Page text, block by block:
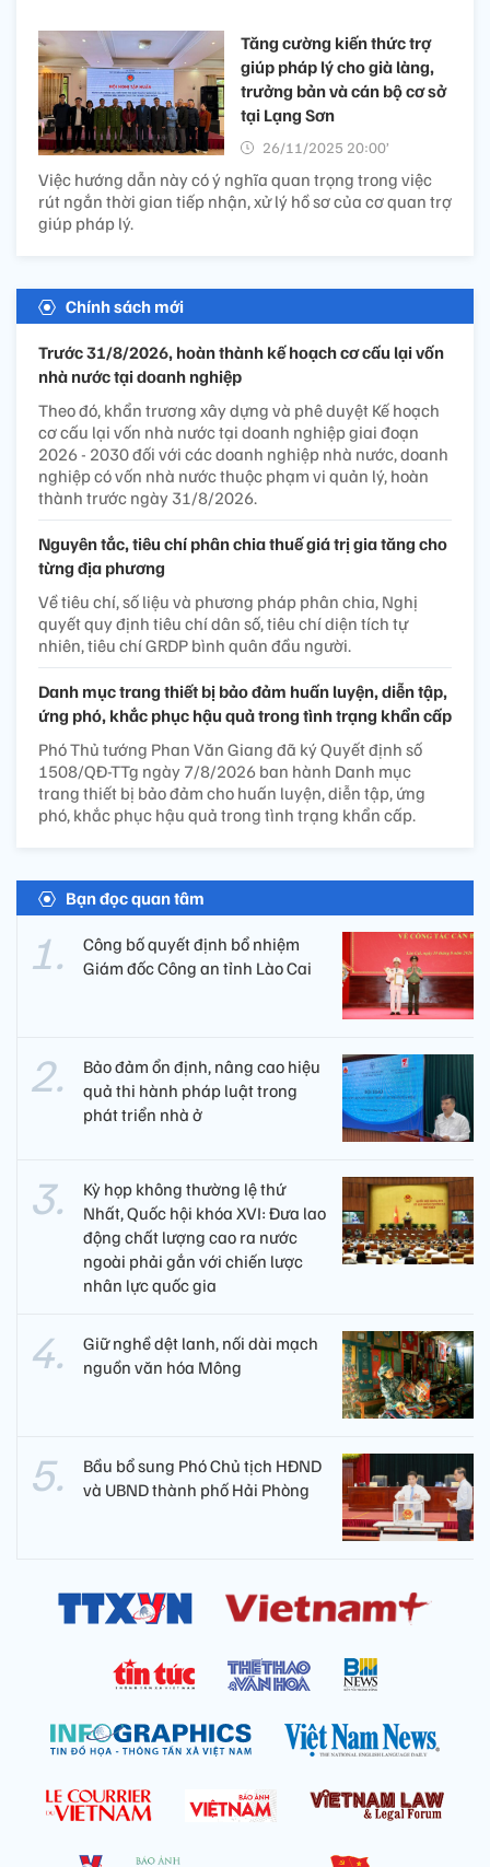
Tăng cường kiến thức trợ
giúp pháp lý cho già làng,
trưởng bản và cán bộ cơ sở
tại Lạng Sơn
26/11/2025 20:00’
Việc hướng dẫn này có ý nghĩa quan trọng trong việc
rút ngắn thời gian tiếp nhận, xử lý hồ sơ của cơ quan trợ
giúp pháp lý.
Chính sách mới
Trước 31/8/2026, hoàn thành kế hoạch cơ cấu lại vốn
nhà nước tại doanh nghiệp
Theo đó, khẩn trương xây dựng và phê duyệt Kế hoạch
cơ cấu lại vốn nhà nước tại doanh nghiệp giai đoạn
2026 - 2030 đối với các doanh nghiệp nhà nước, doanh
nghiệp có vốn nhà nước thuộc phạm vi quản lý, hoàn
thành trước ngày 31/8/2026.
Nguyên tắc, tiêu chí phân chia thuế giá trị gia tăng cho
từng địa phương
Về tiêu chí, số liệu và phương pháp phân chia, Nghị
quyết quy định tiêu chí dân số, tiêu chí diện tích tự
nhiên, tiêu chí GRDP bình quân đầu người.
Danh mục trang thiết bị bảo đảm huấn luyện, diễn tập,
ứng phó, khắc phục hậu quả trong tình trạng khẩn cấp
Phó Thủ tướng Phan Văn Giang đã ký Quyết định số
1508/QĐ-TTg ngày 7/8/2026 ban hành Danh mục
trang thiết bị bảo đảm cho huấn luyện, diễn tập, ứng
phó, khắc phục hậu quả trong tình trạng khẩn cấp.
Bạn đọc quan tâm
Công bố quyết định bổ nhiệm
Giám đốc Công an tỉnh Lào Cai
Bảo đảm ổn định, nâng cao hiệu
quả thi hành pháp luật trong
phát triển nhà ở
Kỳ họp không thường lệ thứ
Nhất, Quốc hội khóa XVI: Đưa lao
động chất lượng cao ra nước
ngoài phải gắn với chiến lược
nhân lực quốc gia
Giữ nghề dệt lanh, nối dài mạch
nguồn văn hóa Mông
Bầu bổ sung Phó Chủ tịch HĐND
và UBND thành phố Hải Phòng